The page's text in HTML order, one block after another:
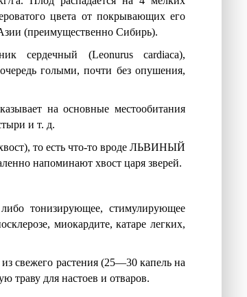
цвета от покрывающих его
(преимущественно Сибирь).
сердечный (Leonurus cardiaca),
голыми, почти без опушения,
на основные местообитания
и т. д.
то есть что-то вроде ЛЬВИНЫЙ
напоминают хвост царя зверей.
тонизирующее, стимулирующее
миокардите, катаре легких,
свежего растения (25—30 капель на
траву для настоев и отваров.